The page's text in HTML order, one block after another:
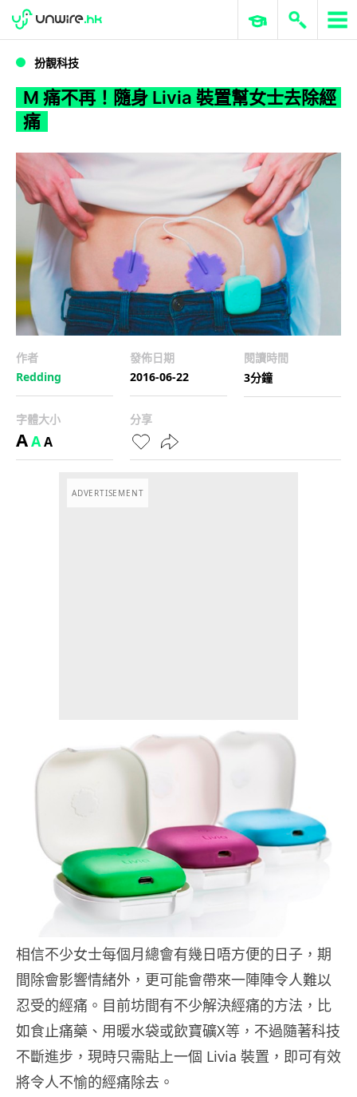
WWDC 2026 ERP 與商業 AI
扮靚科技
M 痛不再！隨身 Livia 裝置幫女士去除經
痛
作者
Redding
發佈日期
2016-06-22
閱讀時間
3分鐘
字體大小
AAA
分享
ADVERTISEMENT
相信不少女士每個月總會有幾日唔方便的日子，期
間除會影響情緒外，更可能會帶來一陣陣令人難以
忍受的經痛。目前坊間有不少解決經痛的方法，比
如食止痛藥、用暖水袋或飲寶礦X等，不過隨著科技
不斷進步，現時只需貼上一個 Livia 裝置，即可有效
將令人不愉的經痛除去。